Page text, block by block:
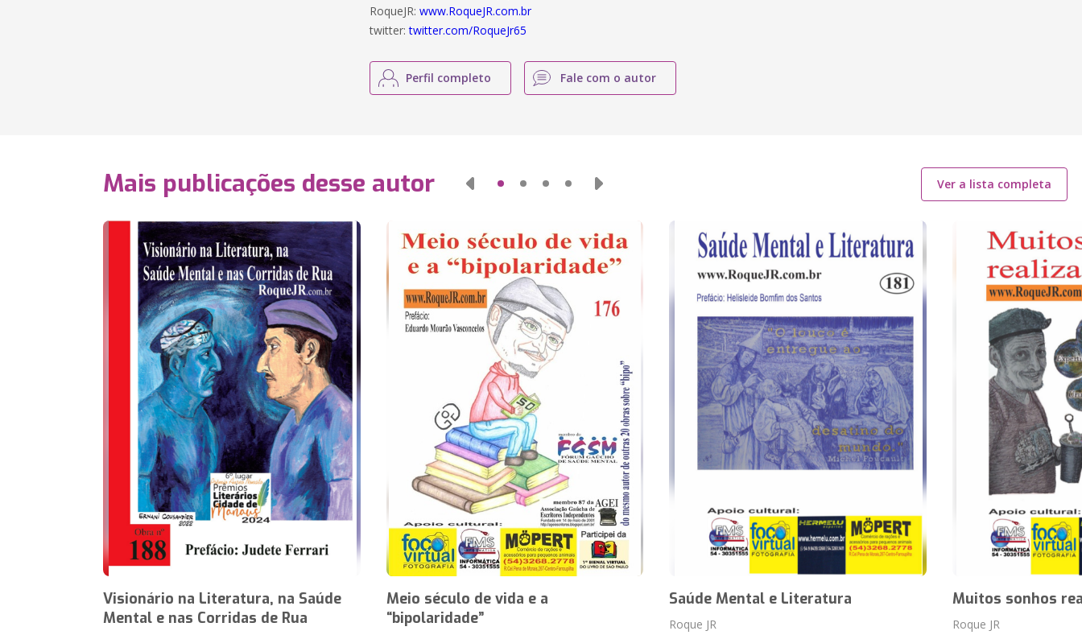
RoqueJR:www.RoqueJR.com.br
twitter:twitter.com/RoqueJr65
Perfil completo Fale com o autor
Mais publicações desse autor Ver a lista completa
Visionário na Literatura, na Saúde
Mental e nas Corridas de Rua
Meio século de vida e a
“bipolaridade”
Saúde Mental e Literatura
Roque JR
Muitos sonhos
Roque JR